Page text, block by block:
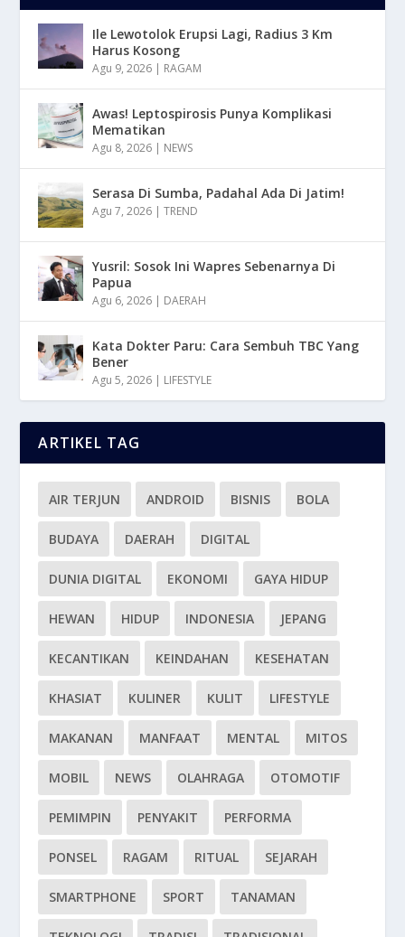
Ile Lewotolok Erupsi Lagi, Radius 3 Km
Harus Kosong
Agu 9, 2026 | RAGAM
Awas! Leptospirosis Punya Komplikasi
Mematikan
Agu 8, 2026 | NEWS
Serasa Di Sumba, Padahal Ada Di Jatim!
Agu 7, 2026 |TREND
Yusril: Sosok Ini Wapres Sebenarnya Di
Papua
Agu 6, 2026 | DAERAH
Kata Dokter Paru: Cara Sembuh TBC Yang
Bener
Agu 5, 2026 | LIFESTYLE
ARTIKEL TAG
AIR TERJUN ANDROID BISNIS BOLA
BUDAYA DAERAH DIGITAL
DUNIA DIGITAL EKONOMI GAYA HIDUP
HEWAN HIDUP INDONESIA JEPANG
KECANTIKAN KEINDAHAN KESEHATAN
KHASIAT KULINER KULIT LIFESTYLE
MAKANAN MANFAAT MENTAL MITOS
MOBIL NEWS OLAHRAGA OTOMOTIF
PEMIMPIN PENYAKIT PERFORMA
PONSEL RAGAM RITUAL SEJARAH
SMARTPHONE SPORT TANAMAN